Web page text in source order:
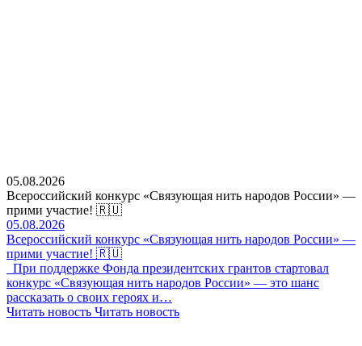
05.08.2026
Всероссийский конкурс «Связующая нить народов России» —
прими участие! 🇷🇺
05.08.2026
Всероссийский конкурс «Связующая нить народов России» —
прими участие! 🇷🇺
При поддержке Фонда президентских грантов стартовал
конкурс «Связующая нить народов России» — это шанс
рассказать о своих героях и…
Читать новость Читать новость